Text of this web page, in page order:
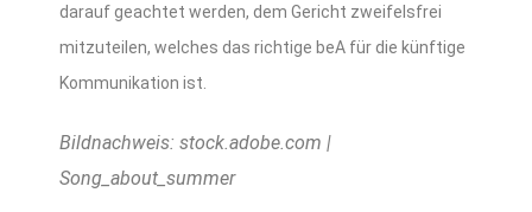
darauf geachtet werden, dem Gericht zweifelsfrei
mitzuteilen, welches das richtige beA für die künftige
Kommunikation ist.
Bildnachweis: stock.adobe.com |
Song_about_summer